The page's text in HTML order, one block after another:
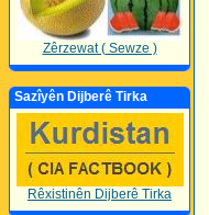
Zêrzewat ( Sewze )
Sazîyên Dijberê Tirka
Rêxistinên Dijberê Tirka